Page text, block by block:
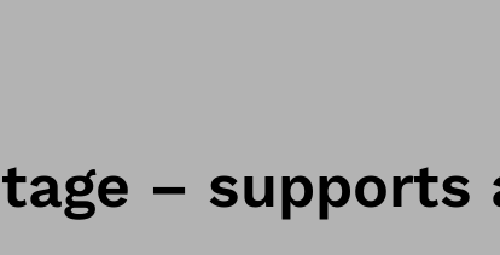
– supports